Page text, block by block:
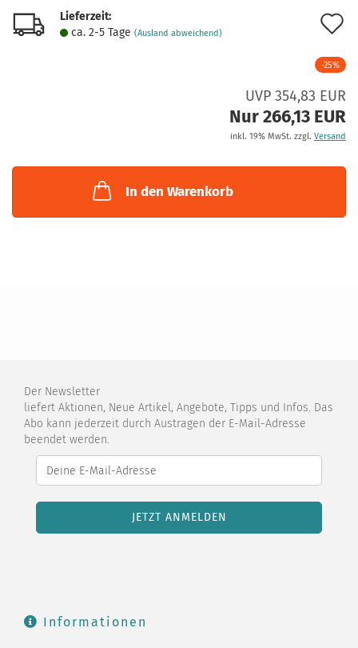
Lieferzeit:
ca. 2-5 Tage (Ausland abweichend)
-25%
UVP 354,83 EUR
Nur 266,13 EUR
inkl. 19% MwSt. zzgl. Versand
In den Warenkorb
Der Newsletter
liefert Aktionen, Neue Artikel, Angebote, Tipps und Infos. Das
Abo kann jederzeit durch Austragen der E-Mail-Adresse
beendet werden.
Informationen